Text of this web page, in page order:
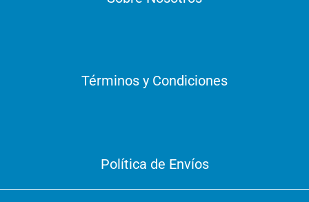
Términos y Condiciones
Política de Envíos